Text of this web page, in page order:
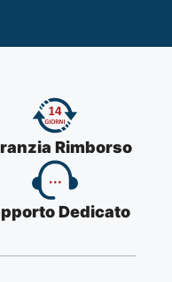
Rimborso
Dedicato